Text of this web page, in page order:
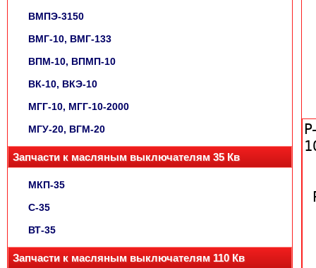
ВМПЭ-3150
ВМГ-10, ВМГ-133
ВПМ-10, ВПМП-10
ВК-10, ВКЭ-10
МГГ-10, МГГ-10-2000
МГУ-20, ВГМ-20
Запчасти к масляным выключателям 35 Кв
МКП-35
С-35
ВТ-35
Запчасти к масляным выключателям 110 Кв